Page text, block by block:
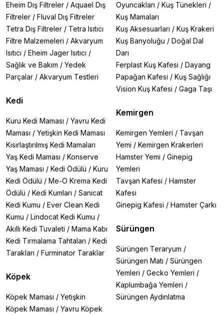
Eheim Dış Filtreler / Aquael Dış
Filtreler / Fluval Dış Filtreler
Tetra Dış Filtreler / Tetra Isıtıcı
Filtre Malzemeleri / Akvaryum
Isıtıcı / Eheim Jager Isıtıcı /
Sağlık ve Bakım / Yedek
Parçalar / Akvaryum Testleri
Kedi
Kuru Kedi Maması / Yavru Kedi
Maması / Yetişkin Kedi Maması
Kısırlaştırılmış Kedi Mamaları
Yaş Kedi Maması / Konserve
Yaş Maması / Kedi Ödülü / Kuru
Kedi Ödülü / Me-O Krema Kedi
Ödülü / Kedi Kumları / Sanicat
Kedi Kumu / Ever Clean Kedi
Kumu / Lindocat Kedi Kumu /
Akıllı Kedi Tuvaleti / Mama Kabı
Kedi Tırmalama Tahtaları / Kedi
Tarakları / Furminator Taraklar
Köpek
Köpek Maması / Yetişkin
Köpek Maması / Yavru Köpek
Oyuncakları / Kuş Tünekleri /
Kuş Mamaları
Kuş Aksesuarları / Kuş Krakeri
Kuş Banyoluğu / Doğal Dal
Darı
Ferplast Kuş Kafesi / Dayang
Papağan Kafesi / Kuş Sağlığı
Vision Kuş Kafesi / Gaga Taşı
Kemirgen
Kemirgen Yemleri / Tavşan
Yemi / Kemirgen Krakerleri
Hamster Yemi / Ginepig
Yemleri
Tavşan Kafesi / Hamster
Kafesi
Ginepig Kafesi / Hamster Çarkı
Sürüngen
Sürüngen Teraryum /
Sürüngen Matı / Sürüngen
Yemleri / Gecko Yemleri /
Kaplumbağa Yemleri /
Sürüngen Aydınlatma